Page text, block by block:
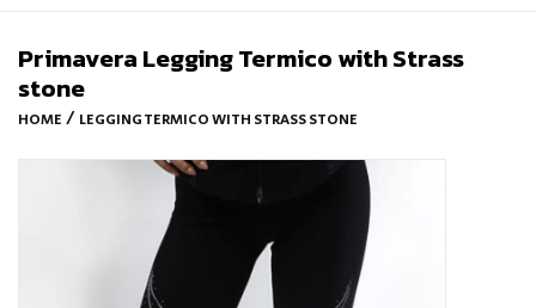
Inline Skates
FITNESS & ULTIMATE SHAPE
Primavera Legging Termico with Strass
stone
HOME / LEGGING TERMICO WITH STRASS STONE